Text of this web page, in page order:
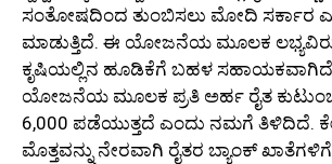
ಸಂತೋಷದಿಂದ ತುಂಬಿಸಲು ಮೋದಿ ಸರ್ಕಾರ
ಮಾಡುತ್ತಿದೆ. ಈ ಯೋಜನೆಯ ಮೂಲಕ
ಕೃಷಿಯಲ್ಲಿನ ಹೂಡಿಕೆಗೆ ಬಹಳ
ಯೋಜನೆಯ ಮೂಲಕ ಪ್ರತಿ ಅರ್ಹ ರೈತ
6,000 ಪಡೆಯುತ್ತದೆ ಎಂದು ನಮಗೆ ತಿಳಿದಿದೆ.
ಮೊತ್ತವನ್ನು ನೇರವಾಗಿ ರೈತರ ಬ್ಯಾಂಕ್